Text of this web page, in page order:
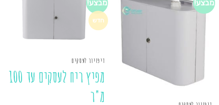
מבצע! מבצע!
חדש
דיפזיור לעסקים
מפיץ ריח לעסקים עד 100
מ"ר